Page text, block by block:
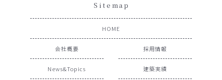
Sitemap
HOME
会社概要 採用情報
News&Topics 建築実績